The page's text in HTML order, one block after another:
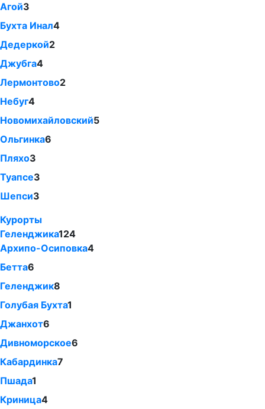
Агой3
Бухта Инал4
Дедеркой2
Джубга4
Лермонтово2
Небуг4
Новомихайловский5
Ольгинка6
Пляхо3
Туапсе3
Шепси3
Курорты
Геленджика124
Архипо-Осиповка4
Бетта6
Геленджик8
Голубая Бухта1
Джанхот6
Дивноморское6
Кабардинка7
Пшада1
Криница4